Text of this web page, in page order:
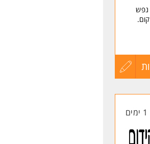
נפש
עדכון
1 ימים